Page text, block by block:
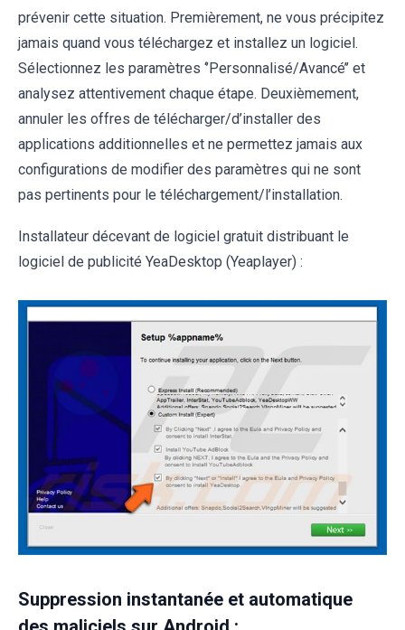
prévenir cette situation. Premièrement, ne vous précipitez
jamais quand vous téléchargez et installez un logiciel.
Sélectionnez les paramètres ‘’Personnalisé/Avancé’’ et
analysez attentivement chaque étape. Deuxièmement,
annuler les offres de télécharger/d’installer des
applications additionnelles et ne permettez jamais aux
configurations de modifier des paramètres qui ne sont
pas pertinents pour le téléchargement/l’installation.
Installateur décevant de logiciel gratuit distribuant le
logiciel de publicité YeaDesktop (Yeaplayer) :
Suppression instantanée et automatique